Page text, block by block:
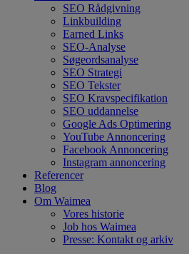
SEO Rådgivning
Linkbuilding
Earned Links
SEO-Analyse
Søgeordsanalyse
SEO Strategi
SEO Tekster
SEO Kravspecifikation
SEO uddannelse
Google Ads Optimering
YouTube Annoncering
Facebook Annoncering
Instagram annoncering
Referencer
Blog
Om Waimea
Vores historie
Job hos Waimea
Presse: Kontakt og arkiv